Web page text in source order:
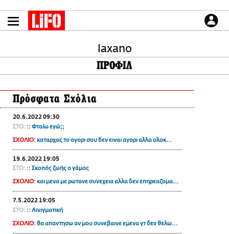
το
περιεχόμενο
LIFO SHOP
NEWSLETTER
ΜΙΚΡΟΠΡΑΓΜΑΤΑ
THE GOOD LIFO
LIFOLAND
CITY GUIDE
CULTURE
PODCASTS
Plus
laxano
ΠΡΟΦΙΛ
Πρόσφατα Σχόλια
20.6.2022 09:30
ΣΤΟ: :: Φταίω εγώ;;
ΣΧΟΛΙΟ: καταρχας το αγορι σου δεν ειναι αγορι αλλα ολοκ...
19.6.2022 19:05
ΣΤΟ: :: Σκοπός ζωής ο γάμος
ΣΧΟΛΙΟ: και μενα με ρωτανε συνεχεια αλλα δεν επηρεαζομα...
7.5.2022 19:05
ΣΤΟ: :: Αινιγματική
ΣΧΟΛΙΟ: θα απαντησω αν μου συνεβαινε εμενα γτ δεν θελω...